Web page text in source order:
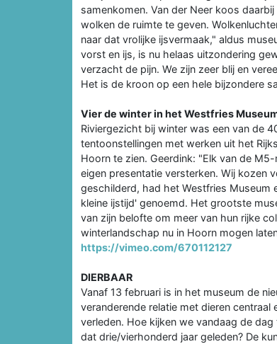
samenkomen. Van der Neer koos
wolken de ruimte te geven.
naar dat vrolijke ijsvermaak," aldus
vorst en ijs, is nu helaas uitzondering
verzacht de pijn. We zijn zeer blij en
Het is de kroon op een hele bijzondere
Vier de winter in het Westfries
Riviergezicht bij winter was een van de
tentoonstellingen met werken uit het
Hoorn te zien. Geerdink: "Elk van de
eigen presentatie versterken. Wij kozen
geschilderd, had het Westfries Museum
kleine ijstijd' genoemd. Het grootste
van zijn belofte om meer van hun rijke
winterlandschap nu in Hoorn mogen
https://vimeo.com/670112127
DIERBAAR
Vanaf 13 februari is in het museum de
veranderende relatie met dieren
verleden. Hoe kijken we vandaag de
dat drie/vierhonderd jaar geleden? De